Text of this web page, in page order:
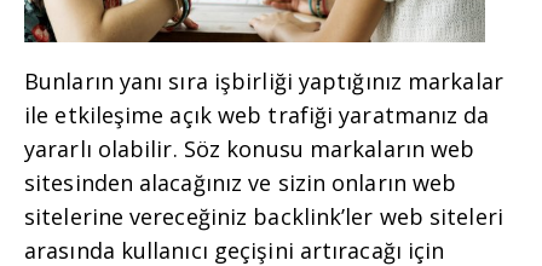
Bunların yanı sıra işbirliği yaptığınız markalar
ile etkileşime açık web trafiği yaratmanız da
yararlı olabilir. Söz konusu markaların web
sitesinden alacağınız ve sizin onların web
sitelerine vereceğiniz backlink’ler web siteleri
arasında kullanıcı geçişini artıracağı için